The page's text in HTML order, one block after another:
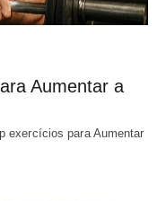
Aumentar a
exercícios para Aumentar